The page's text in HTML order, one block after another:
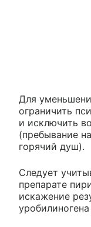
Для
ограничить
и исключить
(пребывание
горячий душ).
Следует
препарате
искажение